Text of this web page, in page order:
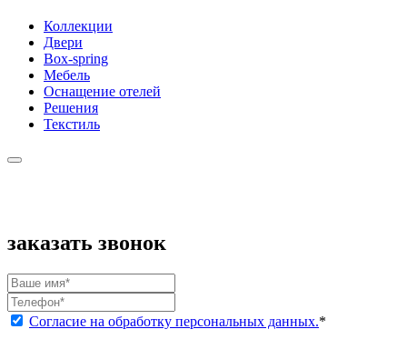
Коллекции
Двери
Box-spring
Мебель
Оснащение отелей
Решения
Текстиль
заказать звонок
Согласие на обработку персональных данных.*